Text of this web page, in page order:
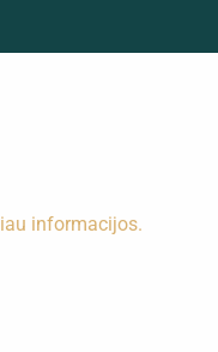
informacijos.